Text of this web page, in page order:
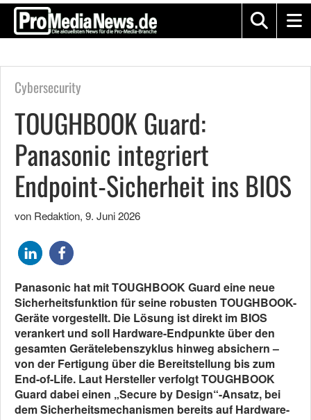
Cybersecurity
TOUGHBOOK Guard:
Panasonic integriert
Endpoint-Sicherheit ins BIOS
von Redaktion, 9. Juni 2026
Panasonic hat mit TOUGHBOOK Guard eine neue
Sicherheitsfunktion für seine robusten TOUGHBOOK-
Geräte vorgestellt. Die Lösung ist direkt im BIOS
verankert und soll Hardware-Endpunkte über den
gesamten Gerätelebenszyklus hinweg absichern –
von der Fertigung über die Bereitstellung bis zum
End-of-Life. Laut Hersteller verfolgt TOUGHBOOK
Guard dabei einen „Secure by Design“-Ansatz, bei
dem Sicherheitsmechanismen bereits auf Hardware-